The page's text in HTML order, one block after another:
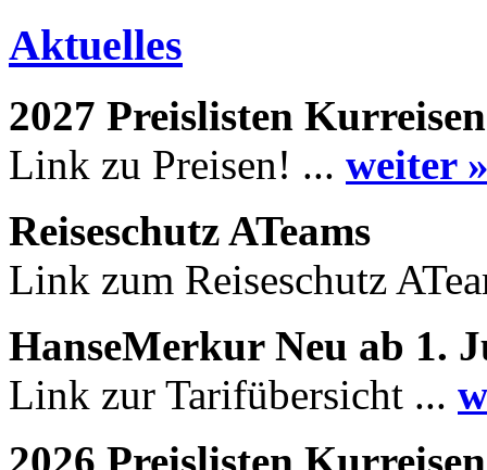
Aktuelles
2027 Preislisten Kurreisen
Link zu Preisen! ... weiter
Reiseschutz ATeams
Link zum Reiseschutz
HanseMerkur Neu ab 1.
Link zur Tarifübersicht ...